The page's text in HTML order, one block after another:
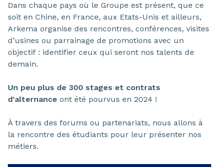
Dans chaque pays où le Groupe est présent, que ce
soit en Chine, en France, aux Etats-Unis et ailleurs,
Arkema organise des rencontres, conférences, visites
d’usines ou parrainage de promotions avec un
objectif : identifier ceux qui seront nos talents de
demain.
Un peu plus de 300 stages et contrats
d'alternance ont été pourvus en 2024 !
À travers des forums ou partenariats, nous allons à
la rencontre des étudiants pour leur présenter nos
métiers.